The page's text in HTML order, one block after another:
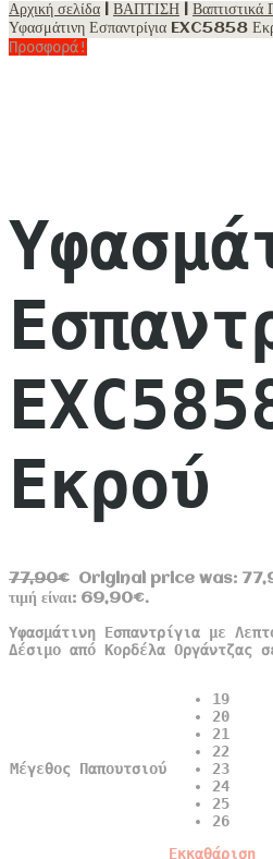
Αρχική σελίδα ΒΑΠΤΙΣΗ Βαπτιστικά
Υφασμάτινη Εσπαντρίγια EXC5858
Προσφορά!
Εκρού
77,90€ Original price was:
τιμή είναι: 69,90€.
Υφασμάτινη Εσπαντρίγια με
Δέσιμο από Κορδέλα Οργάντζας
Μέγεθος Παπουτσιού
19
20
21
22
23
24
25
26
Εκκαθάριση